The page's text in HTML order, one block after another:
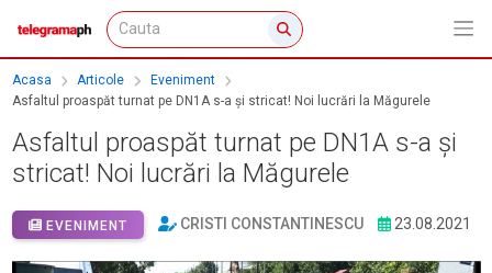
Acasa Articole
Eveniment
Asfaltul proaspăt turnat pe DN1A s-a şi stricat! Noi lucrări la Măgurele
Asfaltul proaspăt turnat pe DN1A s-a şi
stricat! Noi lucrări la Măgurele
EVENIMENT CRISTI CONSTANTINESCU 23.08.2021